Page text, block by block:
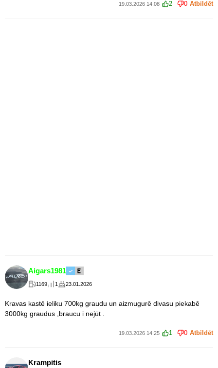
19.03.2026 14:08 2 0 Atbildēt
Aigars1981
1169 1 23.01.2026
Kravas kastē ieliku 700kg graudu un aizmugurē divasu piekabē
3000kg graudus ,braucu i nejūt .
19.03.2026 14:25 1 0 Atbildēt
Krampitis